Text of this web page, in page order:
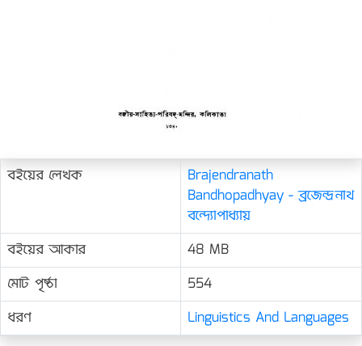
বইয়ের লেখক
Brajendranath
Bandhopadhyay - ব্রজেন্দ্রনাথ
বন্দ্যোপাধ্যায়
বইয়ের আকার
48 MB
মোট পৃষ্ঠা
554
ধরণ
Linguistics And Languages